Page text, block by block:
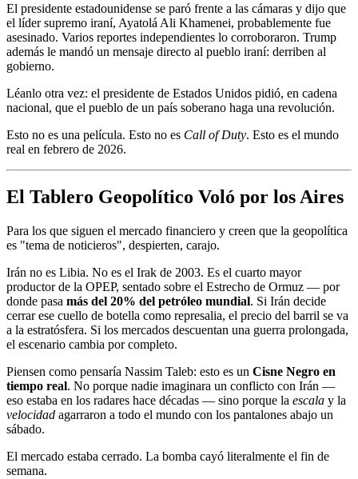
El presidente estadounidense se paró frente a las cámaras y dijo que
el líder supremo iraní, Ayatolá Ali Khamenei, probablemente fue
asesinado. Varios reportes independientes lo corroboraron. Trump
además le mandó un mensaje directo al pueblo iraní: derriben al
gobierno.
Léanlo otra vez: el presidente de Estados Unidos pidió, en cadena
nacional, que el pueblo de un país soberano haga una revolución.
Esto no es una película. Esto no es Call of Duty. Esto es el mundo
real en febrero de 2026.
El Tablero Geopolítico Voló por los Aires
Para los que siguen el mercado financiero y creen que la geopolítica
es "tema de noticieros", despierten, carajo.
Irán no es Libia. No es el Irak de 2003. Es el cuarto mayor
productor de la OPEP, sentado sobre el Estrecho de Ormuz — por
donde pasa más del 20% del petróleo mundial. Si Irán decide
cerrar ese cuello de botella como represalia, el precio del barril se va
a la estratósfera. Si los mercados descuentan una guerra prolongada,
el escenario cambia por completo.
Piensen como pensaría Nassim Taleb: esto es un Cisne Negro en
tiempo real. No porque nadie imaginara un conflicto con Irán —
eso estaba en los radares hace décadas — sino porque la escala y la
velocidad agarraron a todo el mundo con los pantalones abajo un
sábado.
El mercado estaba cerrado. La bomba cayó literalmente el fin de
semana.